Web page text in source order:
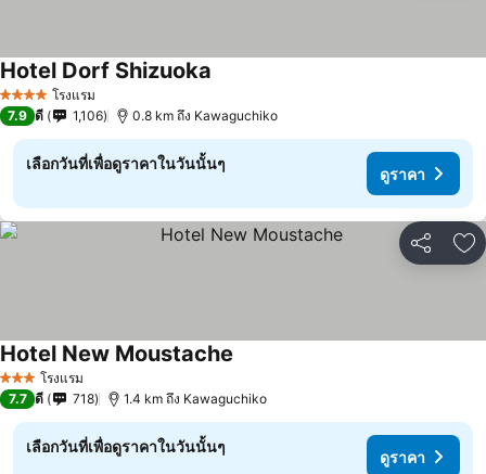
4 ดาว โรงแรม
Hotel Dorf Shizuoka
7.9 ดี 1,106 0.8 km ถึง Kawaguchiko
เลือกวันที่เพื่อดูราคาในวันนั้นๆ
ดูราคา
แชร์ เ
3 ดาว โรงแรม
Hotel New Moustache
7.7 ดี 718 1.4 km ถึง Kawaguchiko
เลือกวันที่เพื่อดูราคาในวันนั้นๆ
ดูราคา